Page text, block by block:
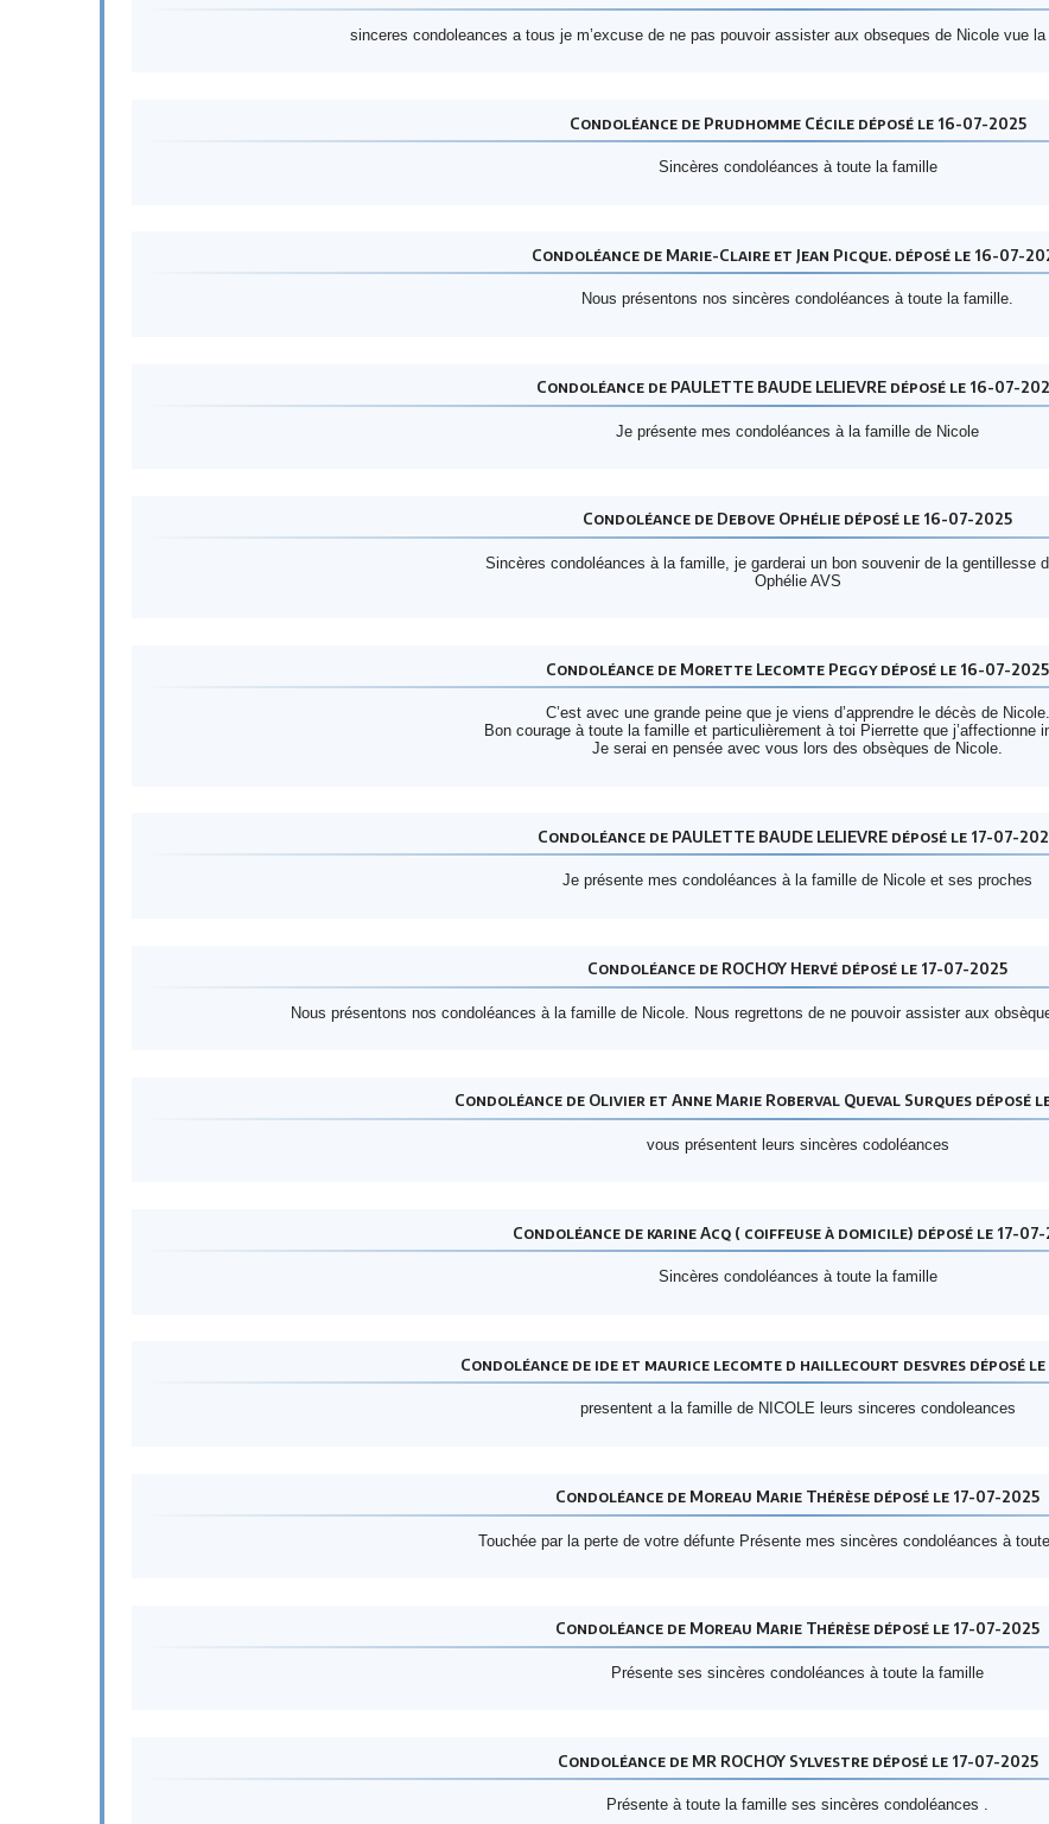
sinceres condoleances a tous je m’excuse de ne pas pouvoir assister aux obseques de Nicole vue
Condoléance de Prudhomme Cécile déposé le 16-07-2025
Sincères condoléances à toute la famille
Condoléance de Marie-Claire et Jean Picque. déposé le 16-07-
Nous présentons nos sincères condoléances à toute la famille.
Condoléance de PAULETTE BAUDE LELIEVRE déposé le 16-07-
Je présente mes condoléances à la famille de Nicole
Condoléance de Debove Ophélie déposé le 16-07-2025
Sincères condoléances à la famille, je garderai un bon souvenir de la gentillesse
Ophélie AVS
Condoléance de Morette Lecomte Peggy déposé le 16-07-2025
C’est avec une grande peine que je viens d’apprendre le décès de Nicole.
Bon courage à toute la famille et particulièrement à toi Pierrette que j’affectionne
Je serai en pensée avec vous lors des obsèques de Nicole.
Condoléance de PAULETTE BAUDE LELIEVRE déposé le 17-07-
Je présente mes condoléances à la famille de Nicole et ses proches
Condoléance de ROCHOY Hervé déposé le 17-07-2025
Nous présentons nos condoléances à la famille de Nicole. Nous regrettons de ne pouvoir assister aux
Condoléance de Olivier et Anne Marie Roberval Queval Surques déposé
vous présentent leurs sincères codoléances
Condoléance de karine Acq ( coiffeuse à domicile) déposé le 17-07-
Sincères condoléances à toute la famille
Condoléance de ide et maurice lecomte d haillecourt desvres déposé le
presentent a la famille de NICOLE leurs sinceres condoleances
Condoléance de Moreau Marie Thérèse déposé le 17-07-2025
Touchée par la perte de votre défunte Présente mes sincères condoléances à
Condoléance de Moreau Marie Thérèse déposé le 17-07-2025
Présente ses sincères condoléances à toute la famille
Condoléance de MR ROCHOY Sylvestre déposé le 17-07-2025
Présente à toute la famille ses sincères condoléances .